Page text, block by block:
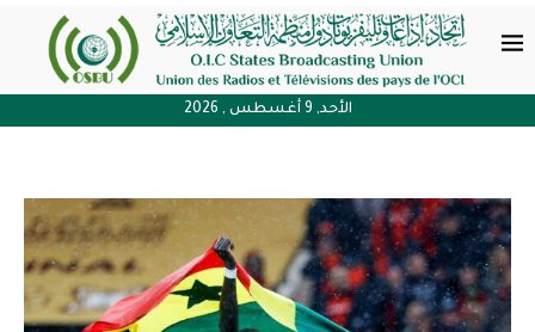
الأحد, 9 أغسطس , 2026